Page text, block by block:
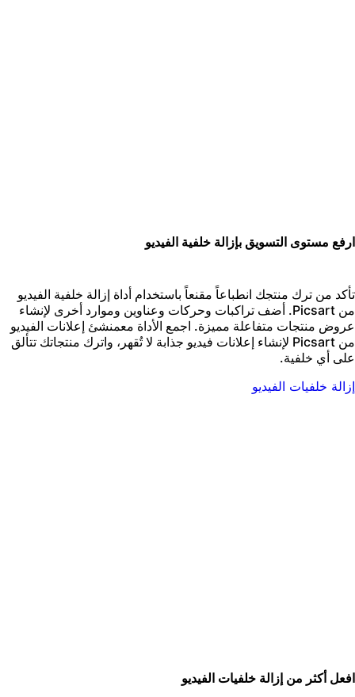
مستوى التسويق بإزالة خلفية الفيديو
من ترك منتجك انطباعاً مقنعاً باستخدام أداة إزالة خلفية الفيديو
من Picsart. أضف تراكبات وحركات وعناوين وموارد أخرى لإنشاء
منتجات متفاعلة مميزة. اجمع الأداة معمنشئ إعلانات الفيديو
من Picsart لإنشاء إعلانات فيديو جذابة لا تُقهر، واترك منتجاتك تتألق
أي خلفية.
خلفيات الفيديو
أكثر من إزالة خلفيات الفيديو